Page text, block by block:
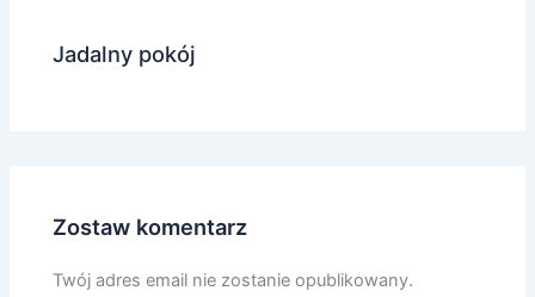
Jadalny pokój
Zostaw komentarz
Twój adres email nie zostanie opublikowany.